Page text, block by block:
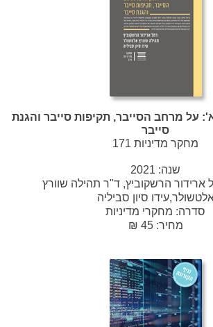
על מרחב הסייבר, תקיפות סייבר והגנת
סייבר
מחקר מדיניות 171
שנה: 2021
ארידור הרשקוביץ, ד"ר תהילה שוורץ
סיון סביליה
סדרה: מחקרי מדיניות
מחיר: 45 ₪